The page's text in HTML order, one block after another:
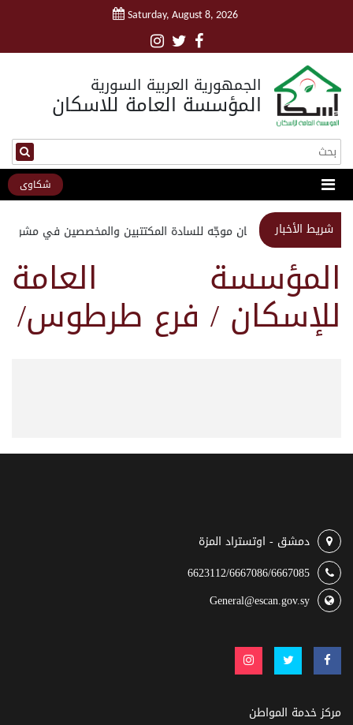
Saturday, August 8, 2026
الجمهورية العربية السورية
المؤسسة العامة للاسكان
شكاوى
شريط الأخباراستبيان موجّه للسادة المكتتبين والمخصصين في
المؤسسة العامة
للإسكان / فرع طرطوس/
دمشق - اوتستراد المزة
6623112/6667086/6667085
General@escan.gov.sy
مركز خدمة المواطن